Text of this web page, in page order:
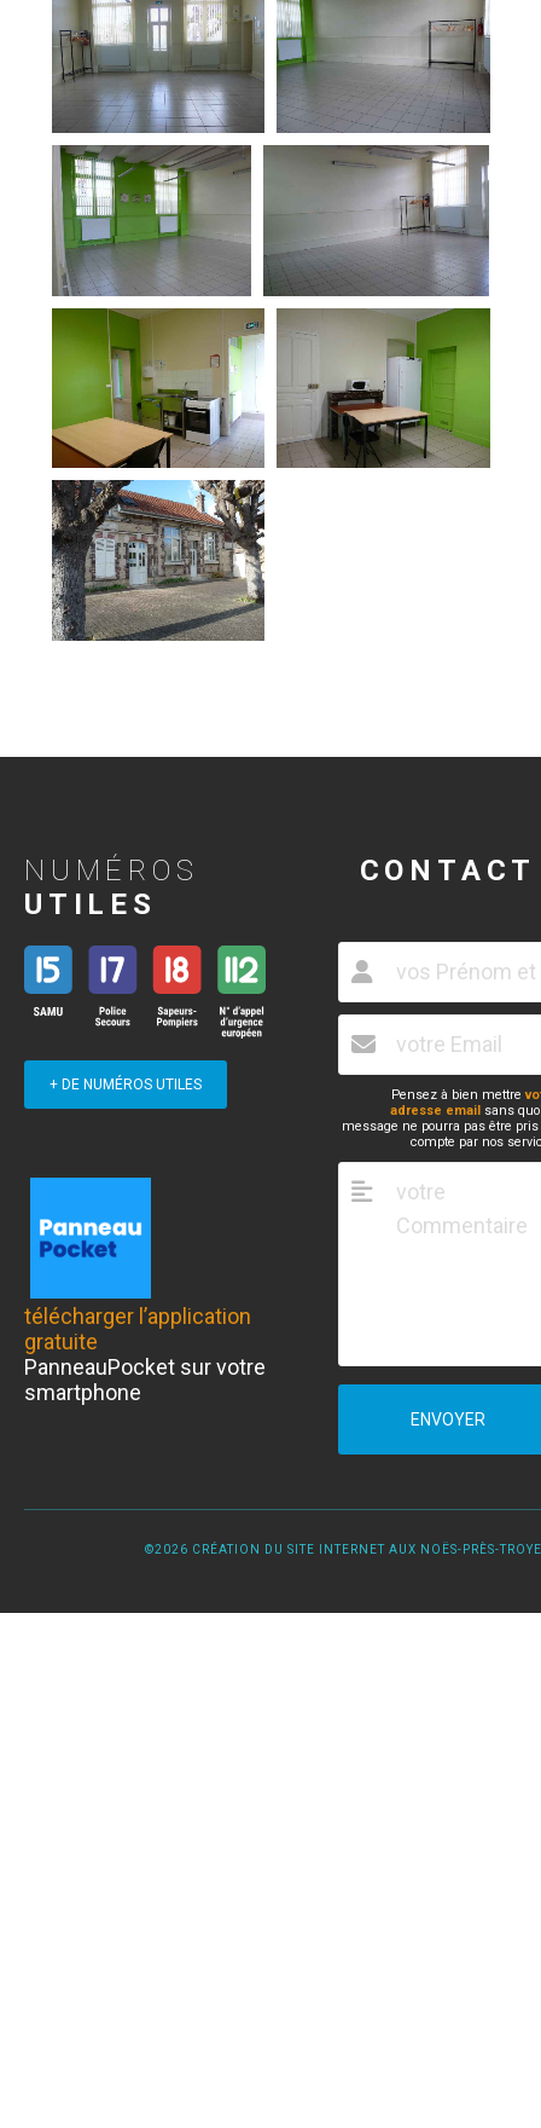
NUMÉROS
UTILES
+ DE NUMÉROS UTILES
télécharger l’application
gratuite
PanneauPocket sur votre
smartphone
CONTACT
Pensez à bien mettre
adresse email sans
message ne pourra pas être
compte par nos
ENVOYER
©2026 CRÉATION DU SITE INTERNET AUX NOËS-PRÈS-